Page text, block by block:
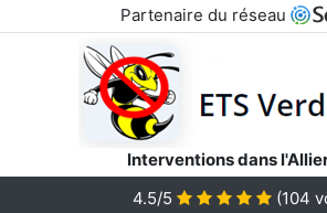
Partenaire du réseau
Interventions dans
4.5/5
(104